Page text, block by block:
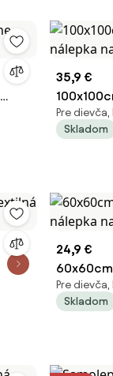
35,9 €
nálepka
Pre
Skladom
24,9 €
nálepka
Pre
Skladom